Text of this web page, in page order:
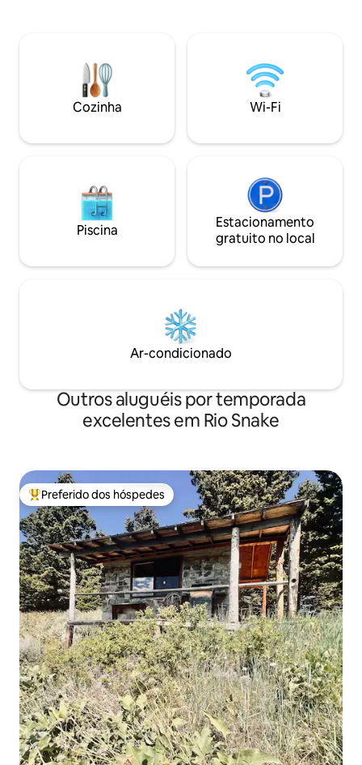
atualizados. A uma curta distância de 10
minutos de carro, você pode se divertir
com golfe, flutuação no rio, rafting de
nível mundial, caminhadas, quadriciclo,
fontes termais icônicas!"
hidromassagem
poucos minutos
Lodge e das
30 minutos do
de Bozeman e a
Cozinha Wi-Fi
Piscina
Estacionamento
gratuito no local
Ar-condicionado
Outros aluguéis por temporada
excelentes em Rio Snake
Entre os melhores preferidos dos hóspedes
Preferido dos hóspedes